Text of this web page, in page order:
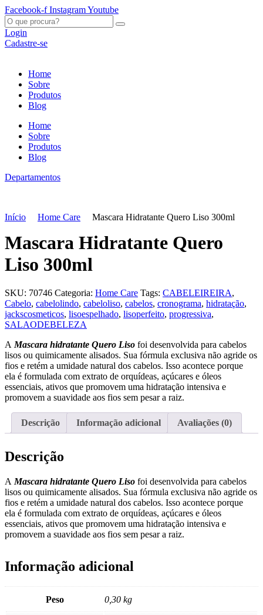
Ir
para
o
conteúdo
Facebook-f InstagramYoutube
O
que
procura?
Login
Cadastre-se
Home
Sobre
Produtos
Blog
Home
Sobre
Produtos
Blog
Departamentos
Início Home Care Mascara Hidratante Quero Liso 300ml
Mascara Hidratante Quero
Liso 300ml
SKU: 70746 Categoria: Home Care Tags: CABELEIREIRA,
Cabelo, cabelolindo, cabeloliso, cabelos, cronograma, hidratação,
jackscosmeticos, lisoespelhado, lisoperfeito, progressiva,
SALAODEBELEZA
AMascara hidratante Quero Liso foi desenvolvida para cabelos
lisos ou quimicamente alisados. Sua fórmula exclusiva não agride os
fios e retém a umidade natural dos cabelos. Isso acontece porque
ela é formulada com extrato de orquídeas, açúcares e óleos
essenciais, ativos que promovem uma hidratação intensiva e
promovem a suavidade aos fios sem pesar a raiz.
Descrição Informação adicional Avaliações (0)
Descrição
A Mascara hidratante Quero Liso foi desenvolvida para cabelos
lisos ou quimicamente alisados. Sua fórmula exclusiva não agride os
fios e retém a umidade natural dos cabelos. Isso acontece porque
ela é formulada com extrato de orquídeas, açúcares e óleos
essenciais, ativos que promovem uma hidratação intensiva e
promovem a suavidade aos fios sem pesar a raiz.
Informação adicional
Peso 0,30 kg